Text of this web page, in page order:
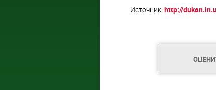
Источник: http://